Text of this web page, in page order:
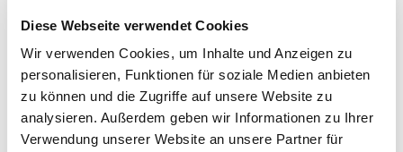
Diese Webseite verwendet Cookies
Wir verwenden Cookies, um Inhalte und Anzeigen zu
personalisieren, Funktionen für soziale Medien anbieten
zu können und die Zugriffe auf unsere Website zu
analysieren. Außerdem geben wir Informationen zu Ihrer
Verwendung unserer Website an unsere Partner für
Live-Rhetorik-Training und interaktive Übungen
Mimik, Gestik und Körpersprache als Gesamtbild
Reflexion beim gemeinsamen Abendessen